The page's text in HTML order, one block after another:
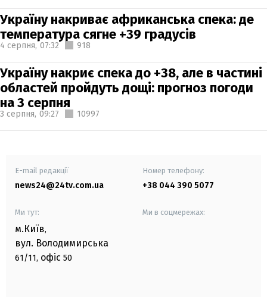
Україну накриває африканська спека: де
температура сягне +39 градусів
4 серпня, 07:32 918
Україну накриє спека до +38, але в частині
областей пройдуть дощі: прогноз погоди
на 3 серпня
3 серпня, 09:27 10997
E-mail редакції
news24@24tv.com.ua
Номер телефону:
+38 044 390 5077
Ми тут:
м.Київ,
вул. Володимирська
61/11, офіс 50
Ми в соцмережах: